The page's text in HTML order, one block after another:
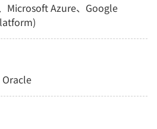
Microsoft Azure、Google
Oracle